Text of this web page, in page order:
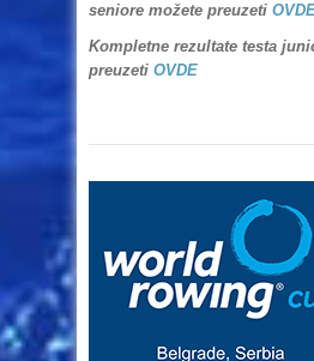
seniore možete preuzeti
Kompletne rezultate testa
preuzeti OVDE